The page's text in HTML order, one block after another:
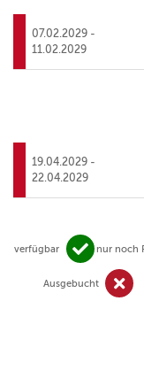
verfügbar nur noch
Ausgebucht
07.02.2029 -
11.02.2029
19.04.2029 -
22.04.2029